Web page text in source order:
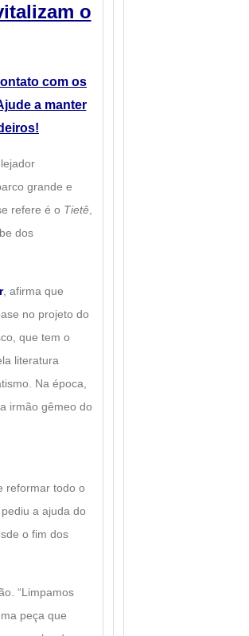
o
com os
a manter
grande e
refere é o Tietê,
dos
, afirma que
no projeto do
que tem o
literatura
Na época,
irmão gêmeo do
reformar todo o
a ajuda do
o fim dos
“Limpamos
peça que